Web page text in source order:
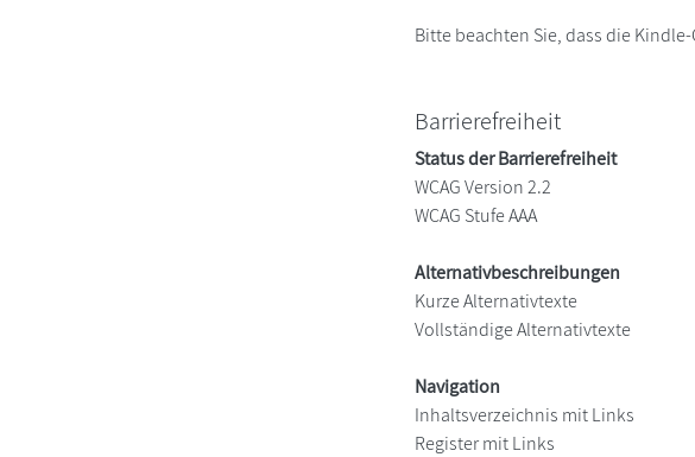
Bitte beachten Sie, dass die
Barrierefreiheit
Status der Barrierefreiheit
WCAG Version 2.2
WCAG Stufe AAA
Alternativbeschreibungen
Kurze Alternativtexte
Vollständige Alternativtexte
Navigation
Inhaltsverzeichnis mit Links
Register mit Links